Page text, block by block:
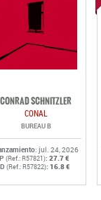
CONRAD SCHNITZLER
CONAL
BUREAU B
: jul. 24, 2026
(Ref.: R57821): 27.7 €
(Ref.: R57822): 16.8 €